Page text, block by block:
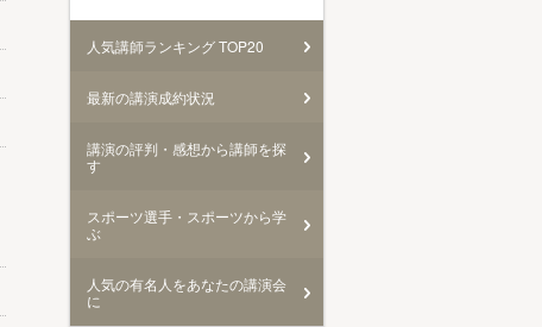
人気講師ランキング TOP20
最新の講演成約状況
講演の評判・感想から講師を探
す
スポーツ選手・スポーツから学
ぶ
人気の有名人をあなたの講演会
に